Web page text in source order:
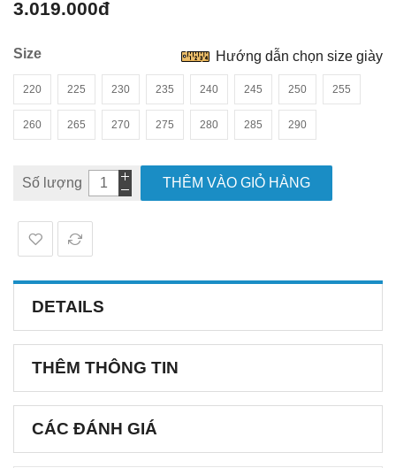
3.019.000đ
Size
220 225 230 235 240 245 250 255
260 265 270 275 280 285 290
Hướng dẫn chọn size giày
Số lượng THÊM VÀO GIỎ HÀNG
DETAILS
THÊM THÔNG TIN
CÁC ĐÁNH GIÁ